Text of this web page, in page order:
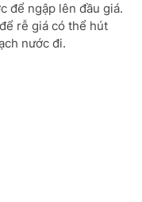
để ngập lên đầu giá.
rễ giá có thể hút
nước đi.